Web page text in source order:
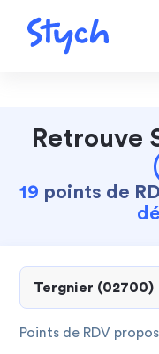
Retrouve
19 points de
Points de RDV